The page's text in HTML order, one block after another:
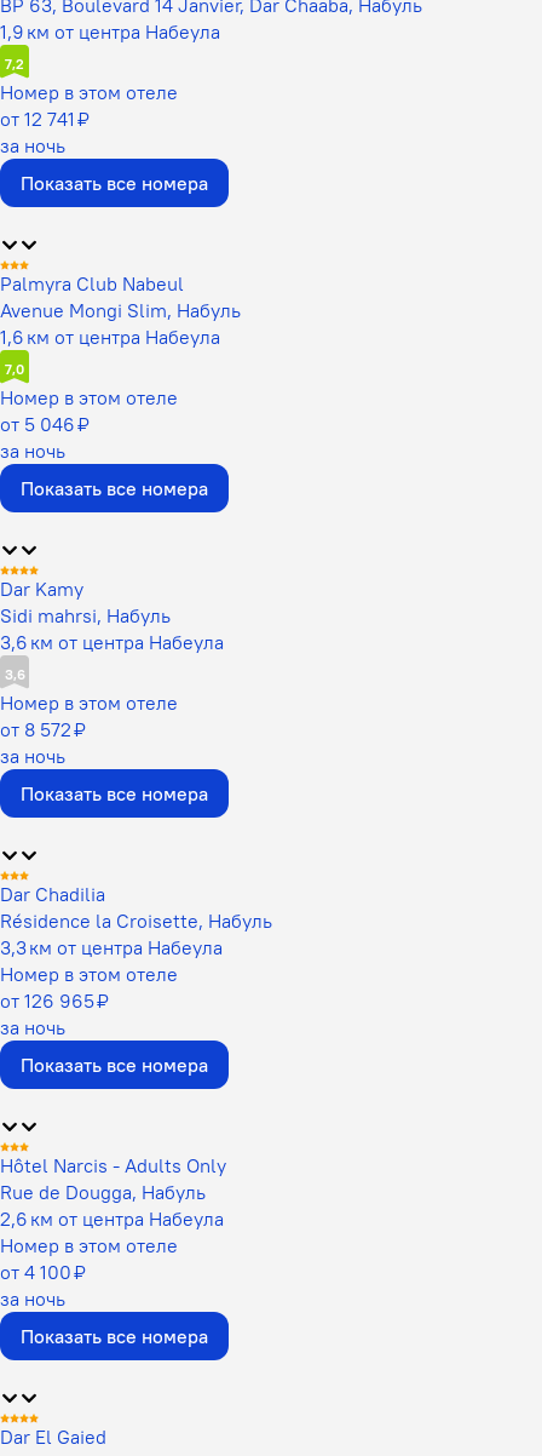
1,9 км от центра Набеула
7,2
Номер в этом отеле
от 12 741 ₽
за ночь
Показать все номера
Palmyra Club Nabeul
Avenue Mongi Slim, Набуль
1,6 км от центра Набеула
7,0
Номер в этом отеле
от 5 046 ₽
за ночь
Показать все номера
Dar Kamy
Sidi mahrsi, Набуль
3,6 км от центра Набеула
3,6
Номер в этом отеле
от 8 572 ₽
за ночь
Показать все номера
Dar Chadilia
Résidence la Croisette, Набуль
3,3 км от центра Набеула
Номер в этом отеле
от 126 965 ₽
за ночь
Показать все номера
Hôtel Narcis - Adults Only
Rue de Dougga, Набуль
2,6 км от центра Набеула
Номер в этом отеле
от 4 100 ₽
за ночь
Показать все номера
Dar El Gaied